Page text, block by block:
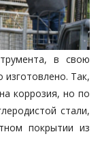
в свою
Так,
коррозия, но по
стали,
покрытии из